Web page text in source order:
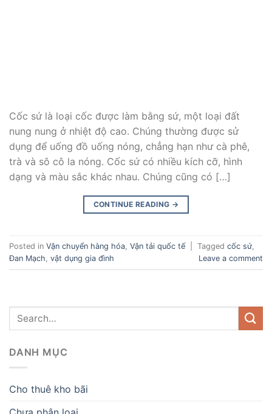
Cốc sứ là loại cốc được làm bằng sứ, một loại đất
nung nung ở nhiệt độ cao. Chúng thường được sử
dụng để uống đồ uống nóng, chẳng hạn như cà phê,
trà và sô cô la nóng. Cốc sứ có nhiều kích cỡ, hình
dạng và màu sắc khác nhau. Chúng cũng có […]
CONTINUE READING →
Posted in Vận chuyển hàng hóa Vận tải quốc tế Tagged cốc sứ
Đan Mạch vật dụng gia đình Leave a comment
DANH MỤC
Cho thuê kho bãi